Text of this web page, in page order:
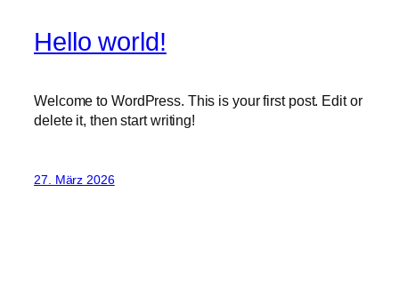
Hello world!
Welcome to WordPress. This is your first post. Edit or
delete it, then start writing!
27. März 2026